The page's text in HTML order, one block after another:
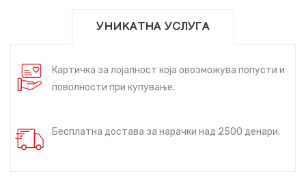
УНИКАТНА УСЛУГА
Картичка за лојалност која овозможува попусти и
поволности при купување.
Бесплатна достава за нарачки над 2500 денари.